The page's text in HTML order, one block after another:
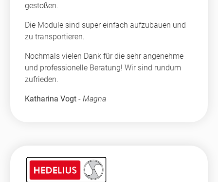
gestoßen.
Die Module sind super einfach aufzubauen und
zu transportieren.
Nochmals vielen Dank für die sehr angenehme
und professionelle Beratung! Wir sind rundum
zufrieden.
Katharina Vogt - Magna